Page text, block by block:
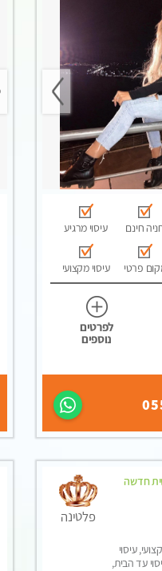
חינם עיסוי מרגיע
פרטי עיסוי מקצועי
לפרטים
נוספים
חדשה
עיסוי
עד הבית,
פלטינה